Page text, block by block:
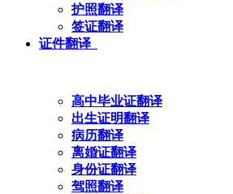
护照翻译
签证翻译
证件翻译
高中毕业证翻译
出生证明翻译
病历翻译
离婚证翻译
身份证翻译
驾照翻译